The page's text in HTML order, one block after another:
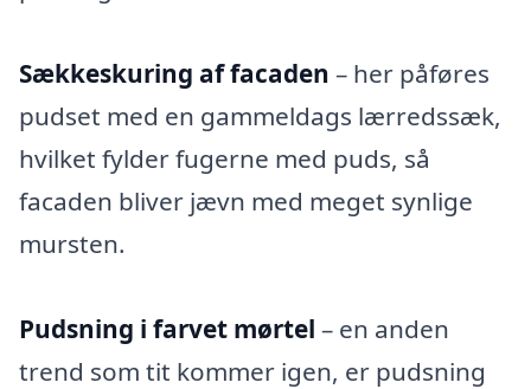
Sækkeskuring af facaden – her påføres
pudset med en gammeldags lærredssæk,
hvilket fylder fugerne med puds, så
facaden bliver jævn med meget synlige
mursten.
Pudsning i farvet mørtel – en anden
trend som tit kommer igen, er pudsning